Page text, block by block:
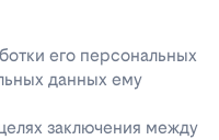
его персональных
данных ему
заключения между